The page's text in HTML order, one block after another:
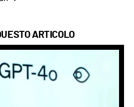
ARTICOLO